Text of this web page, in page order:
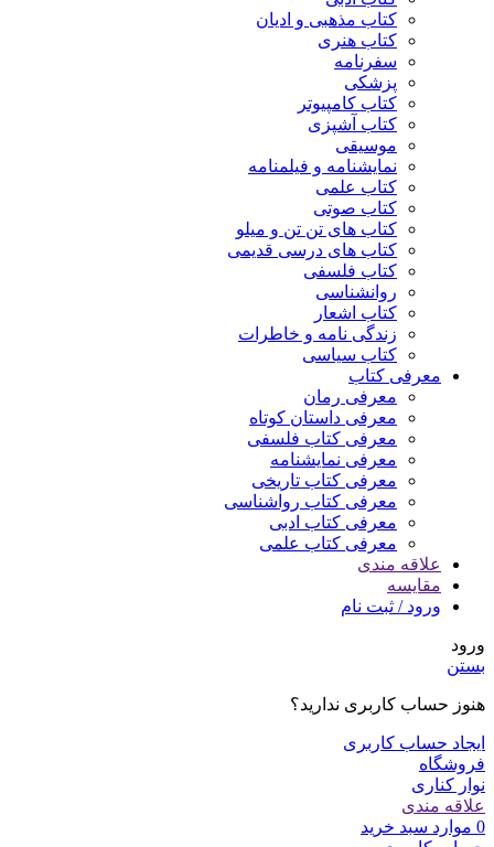
کتاب مذهبی و ادیان
کتاب هنری
سفرنامه
پزشکی
کتاب کامپیوتر
کتاب آشپزی
موسیقی
نمایشنامه و فیلمنامه
کتاب علمی
کتاب صوتی
کتاب های تن تن و میلو
کتاب های درسی قدیمی
کتاب فلسفی
روانشناسی
کتاب اشعار
زندگی نامه و خاطرات
کتاب سیاسی
معرفی کتاب
معرفی رمان
معرفی داستان کوتاه
معرفی کتاب فلسفی
معرفی نمایشنامه
معرفی کتاب تاریخی
معرفی کتاب رواشناسی
معرفی کتاب ادبی
معرفی کتاب علمی
علاقه مندی
مقایسه
ورود / ثبت نام
ورود
بستن
هنوز حساب کاربری ندارید؟
ایجاد حساب کاربری
فروشگاه
نوار کناری
علاقه مندی
0 موارد سبد خرید